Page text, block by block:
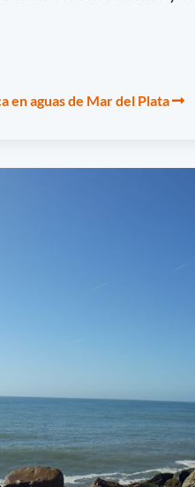
en aguas de Mar del Plata